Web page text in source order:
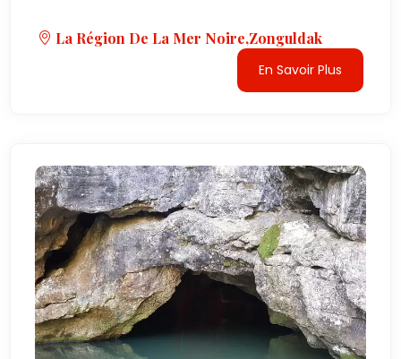
La Région De La Mer Noire,Zonguldak
En Savoir Plus